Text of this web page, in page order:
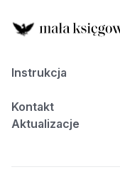
Instrukcja
Kontakt
Aktualizacje